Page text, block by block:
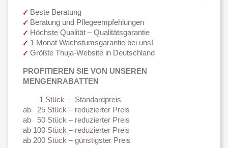
Beste Beratung
Beratung und Pflegeempfehlungen
Höchste Qualität – Qualitätsgarantie
1 Monat Wachstumsgarantie bei uns!
Größte Thuja-Website in Deutschland
PROFITIEREN SIE VON UNSEREN
MENGENRABATTEN
1 Stück – Standardpreis
ab 25 Stück – reduzierter Preis
ab 50 Stück – reduzierter Preis
ab 100 Stück – reduzierter Preis
ab 200 Stück – günstigster Preis